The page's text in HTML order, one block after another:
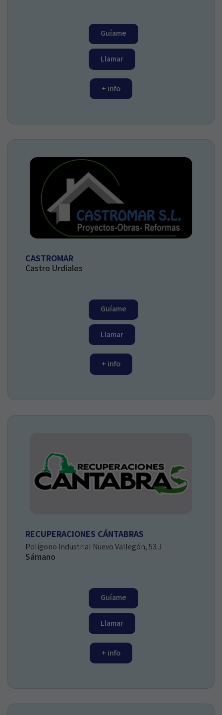
Guíame
Llamar
+ info
CASTROMAR
Castro Urdiales
Guíame
Llamar
+ info
RECUPERACIONES CÁNTABRAS
Polígono Industrial Nuevo Vallegón, 53 J
Sámano
Guíame
Llamar
+ info